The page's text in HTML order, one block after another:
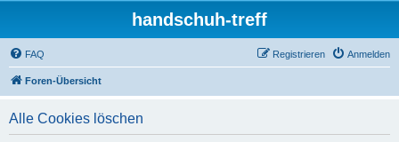
handschuh-treff
FAQ Anmelden
Registrieren
Foren-Übersicht
Alle Cookies löschen